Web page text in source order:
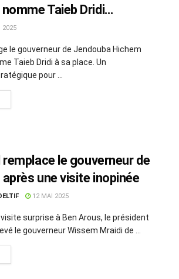
Taieb Dridi
de Jendouba
2025
le gouverneur de Jendouba Hichem
Taieb Dridi à sa place. Un
pour ...
remplace le gouverneur de
une visite inopinée
12 MAI 2025
visite surprise à Ben Arous, le président
le gouverneur Wissem Mraidi de ...